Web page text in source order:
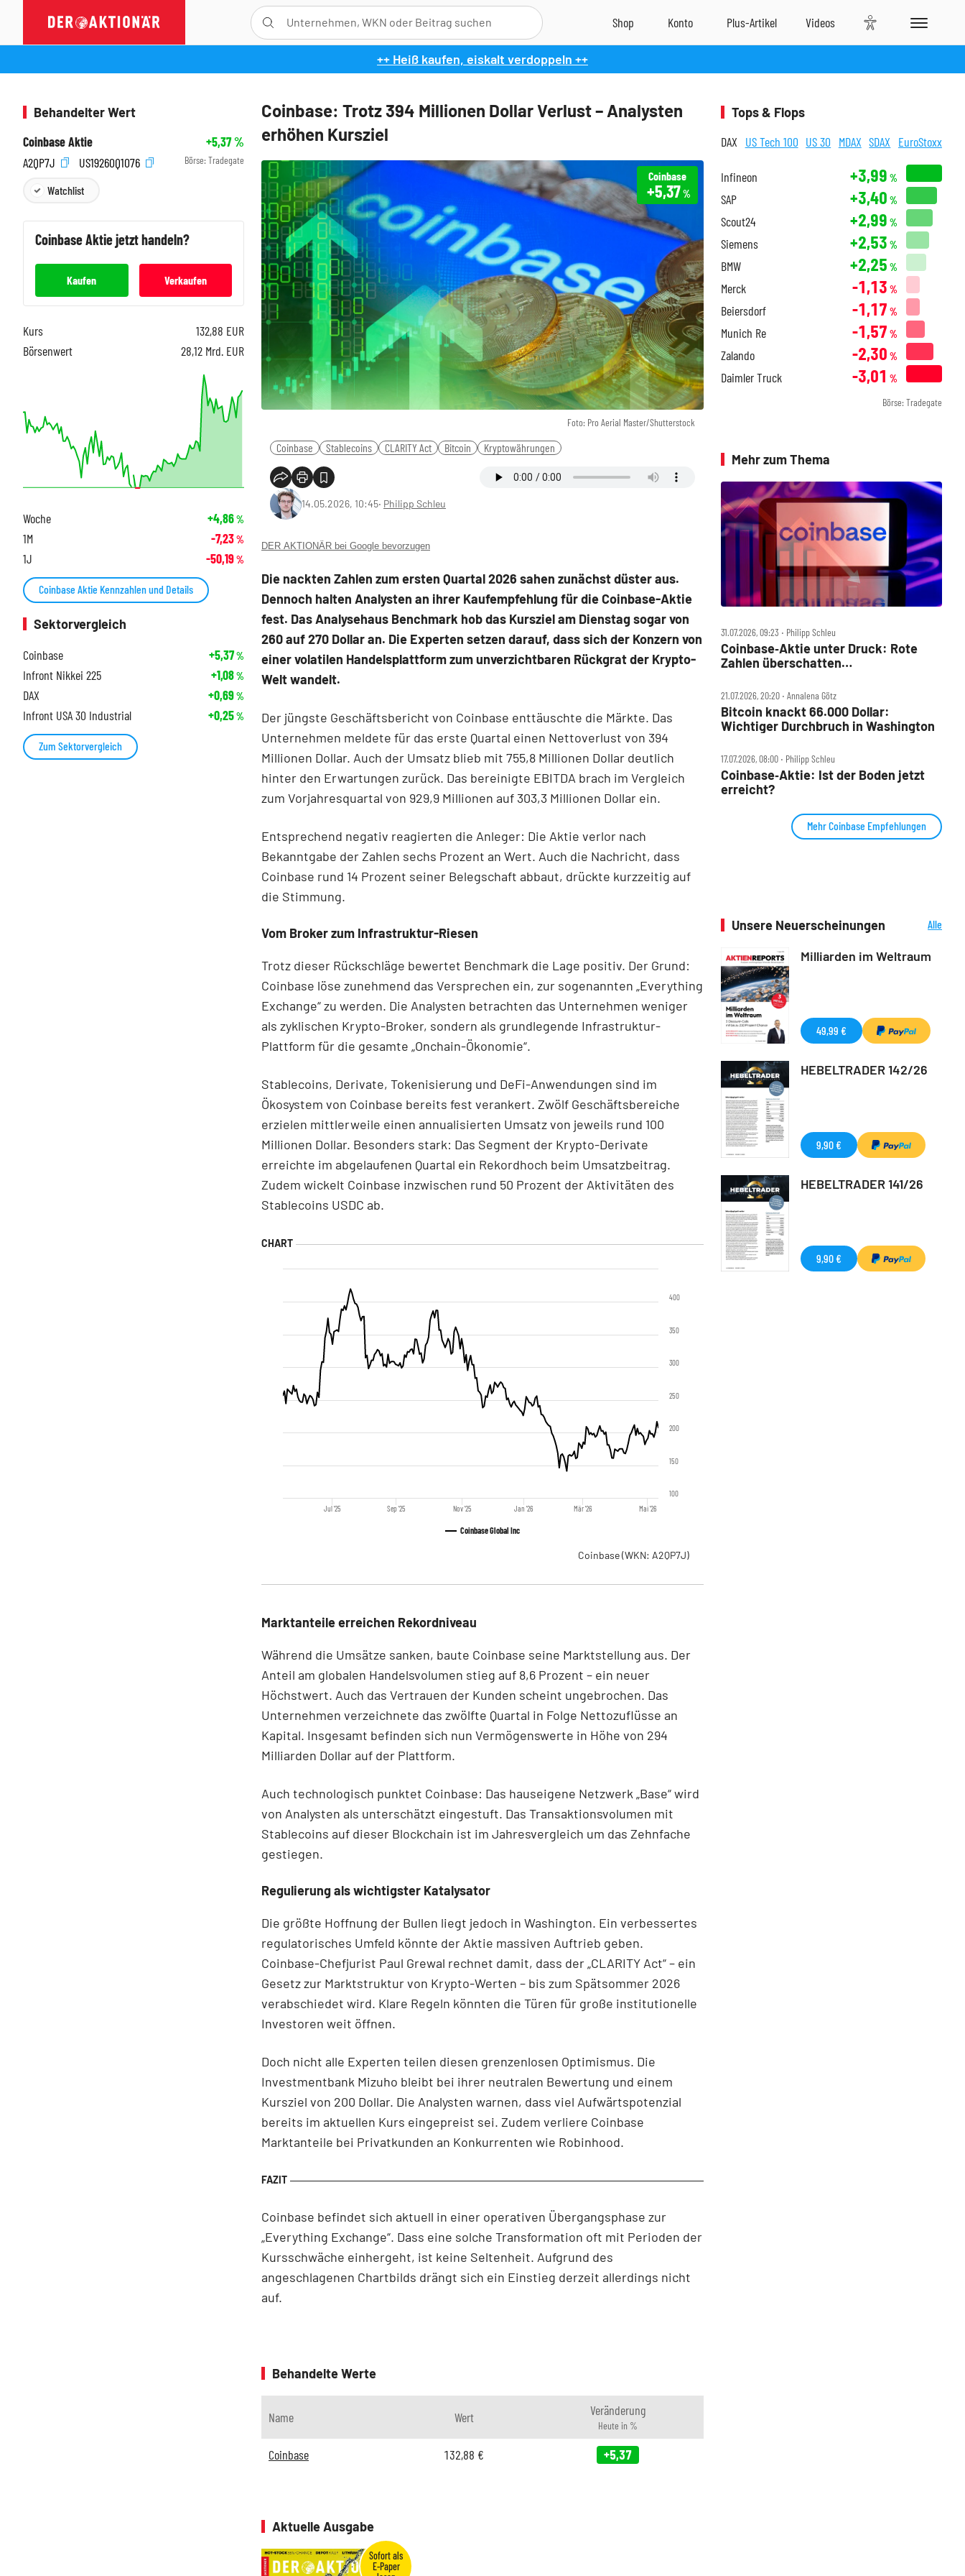
++ Heiß kaufen, eiskalt verdoppeln ++
Coinbase: Trotz 394 Millionen Dollar Verlust – Analysten
erhöhen Kursziel
Foto: Pro Aerial Master/Shutterstock
Coinbase
+5,37%
Coinbase Stablecoins CLARITY Act Bitcoin Kryptowährungen
14.05.2026, 10:45‧ Philipp Schleu
DER AKTIONÄR bei Google bevorzugen
Die nackten Zahlen zum ersten Quartal 2026 sahen zunächst düster aus.
Dennoch halten Analysten an ihrer Kaufempfehlung für die Coinbase-Aktie
fest. Das Analysehaus Benchmark hob das Kursziel am Dienstag sogar von
260 auf 270 Dollar an. Die Experten setzen darauf, dass sich der Konzern von
einer volatilen Handelsplattform zum unverzichtbaren Rückgrat der Krypto-
Welt wandelt.
Der jüngste Geschäftsbericht von Coinbase enttäuschte die Märkte. Das
Unternehmen meldete für das erste Quartal einen Nettoverlust von 394
Millionen Dollar. Auch der Umsatz blieb mit 755,8 Millionen Dollar deutlich
hinter den Erwartungen zurück. Das bereinigte EBITDA brach im Vergleich
zum Vorjahresquartal von 929,9 Millionen auf 303,3 Millionen Dollar ein.
Entsprechend negativ reagierten die Anleger: Die Aktie verlor nach
Bekanntgabe der Zahlen sechs Prozent an Wert. Auch die Nachricht, dass
Coinbase rund 14 Prozent seiner Belegschaft abbaut, drückte kurzzeitig auf
die Stimmung.
Vom Broker zum Infrastruktur-Riesen
Trotz dieser Rückschläge bewertet Benchmark die Lage positiv. Der Grund:
Coinbase löse zunehmend das Versprechen ein, zur sogenannten „Everything
Exchange“ zu werden. Die Analysten betrachten das Unternehmen weniger
als zyklischen Krypto-Broker, sondern als grundlegende Infrastruktur-
Plattform für die gesamte „Onchain-Ökonomie“.
Stablecoins, Derivate, Tokenisierung und DeFi-Anwendungen sind im
Ökosystem von Coinbase bereits fest verankert. Zwölf Geschäftsbereiche
erzielen mittlerweile einen annualisierten Umsatz von jeweils rund 100
Millionen Dollar. Besonders stark: Das Segment der Krypto-Derivate
erreichte im abgelaufenen Quartal ein Rekordhoch beim Umsatzbeitrag.
Zudem wickelt Coinbase inzwischen rund 50 Prozent der Aktivitäten des
Stablecoins USDC ab.
Coinbase Global Inc
Jul '25 Sep '25 Nov '25 Jan '26 Mär '26 Mai '26
100
150
200
250
300
350
400
Coinbase(WKN: A2QP7J)
Marktanteile erreichen Rekordniveau
Während die Umsätze sanken, baute Coinbase seine Marktstellung aus. Der
Anteil am globalen Handelsvolumen stieg auf 8,6 Prozent – ein neuer
Höchstwert. Auch das Vertrauen der Kunden scheint ungebrochen. Das
Unternehmen verzeichnete das zwölfte Quartal in Folge Nettozuflüsse an
Kapital. Insgesamt befinden sich nun Vermögenswerte in Höhe von 294
Milliarden Dollar auf der Plattform.
Auch technologisch punktet Coinbase: Das hauseigene Netzwerk „Base“ wird
von Analysten als unterschätzt eingestuft. Das Transaktionsvolumen mit
Stablecoins auf dieser Blockchain ist im Jahresvergleich um das Zehnfache
gestiegen.
Regulierung als wichtigster Katalysator
Die größte Hoffnung der Bullen liegt jedoch in Washington. Ein verbessertes
regulatorisches Umfeld könnte der Aktie massiven Auftrieb geben.
Coinbase-Chefjurist Paul Grewal rechnet damit, dass der „CLARITY Act“ – ein
Gesetz zur Marktstruktur von Krypto-Werten – bis zum Spätsommer 2026
verabschiedet wird. Klare Regeln könnten die Türen für große institutionelle
Investoren weit öffnen.
Doch nicht alle Experten teilen diesen grenzenlosen Optimismus. Die
Investmentbank Mizuho bleibt bei ihrer neutralen Bewertung und einem
Kursziel von 200 Dollar. Die Analysten warnen, dass viel Aufwärtspotenzial
bereits im aktuellen Kurs eingepreist sei. Zudem verliere Coinbase
Marktanteile bei Privatkunden an Konkurrenten wie Robinhood.
Coinbase befindet sich aktuell in einer operativen Übergangsphase zur
„Everything Exchange“. Dass eine solche Transformation oft mit Perioden der
Kursschwäche einhergeht, ist keine Seltenheit. Aufgrund des
angeschlagenen Chartbilds drängt sich ein Einstieg derzeit allerdings nicht
auf.
Behandelte Werte
Name Wert Veränderung
Heute in %
Coinbase 132,88 € +5,37
Aktuelle Ausgabe
Behandelter Wert
Coinbase Aktie
+5,37%
A2QP7J
US19260Q1076 Börse: Tradegate
Watchlist
CoinbaseAktie jetzt handeln?
Kaufen Verkaufen
Kurs 132,88 EUR
Börsenwert
28,12 Mrd. EUR
Woche +4,86%
1M -7,23%
1J -50,19%
Coinbase Aktie Kennzahlen und Details
Sektorvergleich
Coinbase
+5,37%
Infront Nikkei 225 +1,08%
DAX +0,69%
Infront USA 30 Industrial +0,25%
Zum Sektorvergleich
Tops & Flops
DAX US Tech 100 US 30 MDAX SDAX EuroStoxx
Infineon +3,99 %
SAP +3,40 %
Scout24 +2,99 %
Siemens +2,53 %
BMW +2,25 %
Merck -1,13 %
Beiersdorf -1,17 %
Munich Re -1,57 %
Zalando -2,30 %
Daimler Truck -3,01 %
Börse: Tradegate
Mehr zum Thema
31.07.2026, 09:23 ‧ Philipp Schleu
Coinbase‑Aktie unter Druck: Rote
Zahlen überschatten
21.07.2026, 20:20 ‧ Annalena Götz
Bitcoin knackt 66.000 Dollar:
Wichtiger Durchbruch in Washington
17.07.2026, 08:00 ‧ Philipp Schleu
Coinbase‑Aktie: Ist der Boden jetzt
erreicht?
Mehr Coinbase Empfehlungen
Unsere Neuerscheinungen
Alle
Milliarden im Weltraum
49,99 €
HEBELTRADER 142/26
9,90 €
HEBELTRADER 141/26
9,90 €